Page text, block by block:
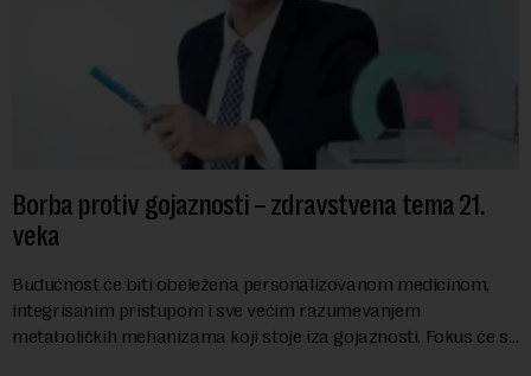
Borba protiv gojaznosti – zdravstvena tema 21.
veka
Budućnost će biti obeležena personalizovanom medicinom,
integrisanim pristupom i sve većim razumevanjem
metaboličkih mehanizama koji stoje iza gojaznosti. Fokus će se